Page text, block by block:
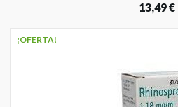
13,49 €
¡OFERTA!